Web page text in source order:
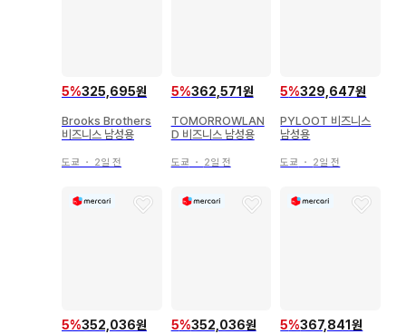
5%325,695원
Brooks Brothers
비즈니스 남성용
도쿄 ・ 2일 전
5%362,571원
TOMORROWLAN
D 비즈니스 남성용
도쿄 ・ 2일 전
5%329,647원
PYLOOT 비즈니스
남성용
도쿄 ・ 2일 전
5%352,036원 5%352,036원 5%367,841원